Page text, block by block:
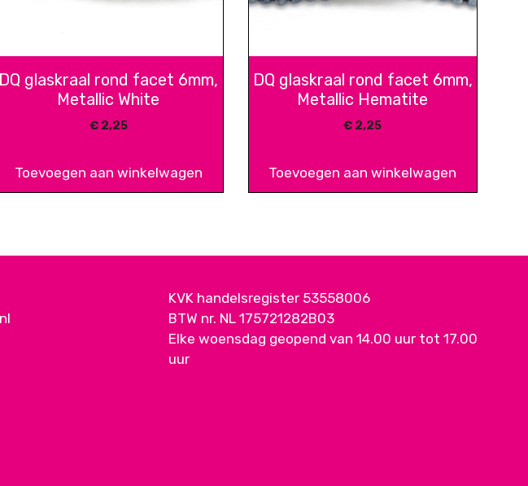
DQ glaskraal rond facet 6mm,
Metallic White
€2,25
Toevoegen aan winkelwagen
DQ glaskraal rond facet 6mm,
Metallic Hematite
€ 2,25
Toevoegen aan winkelwagen
KVK handelsregister 53558006
BTW nr. NL 175721282B03
Elke woensdag geopend van 14.00 uur tot 17.00
uur